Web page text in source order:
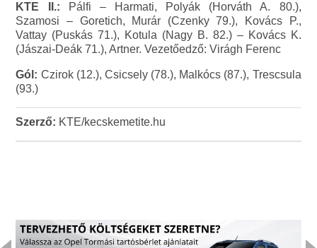
KTE II.: Pálfi – Harmati, Polyák (Horváth A. 80.),
Szamosi – Goretich, Murár (Czenky 79.), Kovács P.,
Vattay (Puskás 71.), Kotula (Nagy B. 82.) – Kovács K.
(Jászai-Deák 71.), Artner. Vezetőedző: Virágh Ferenc
Gól: Czirok (12.), Csicsely (78.), Malkócs (87.), Trescsula
(93.)
Szerző: KTE/kecskemetite.hu